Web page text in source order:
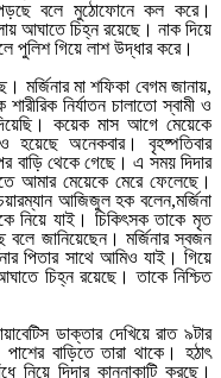
পড়ছে বলে মুঠোফোনে কল করে।
আঘাতে চিহ্ন রয়েছে। নাক দিয়ে
পুলিশ গিয়ে লাশ উদ্ধার করে।
মর্জিনার মা শফিকা বেগম জানায়,
নির্যাতন চালাতো স্বামী ও
কয়েক মাস আগে মেয়েকে
হয়েছে অনেকবার। বৃহষ্পতিবার
বাড়ি থেকে গেছে। এ সময় দিদার
আমার মেয়েকে মেরে ফেলেছে।
আজিজুল হক বলেন,মর্জিনা
নিয়ে যাই। চিকিৎসক তাকে মৃত
বলে জানিয়েছেন। মর্জিনার স্বজন
পিতার সাথে আমিও যাই। গিয়ে
চিহ্ন রয়েছে। তাকে নিশ্চিত
ডাক্তার দেখিয়ে রাত ৯টার
বাড়িতে তারা থাকে। হঠাৎ
নিয়ে দিদার কান্নাকাটি করছে।